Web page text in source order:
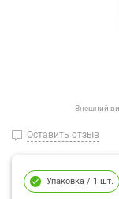
Внешний
Оставить отзыв
Упаковка / 1 шт.